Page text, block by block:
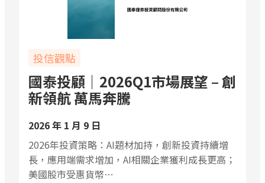
投信觀點
國泰投顧｜2026Q1市場展望 – 創
新領航 萬馬奔騰
2026 年 1 月 9 日
2026年投資策略：AI題材加持，創新投資持續增
長，應用端需求增加，AI相關企業獲利成長更高；
美國股市受惠貨幣…